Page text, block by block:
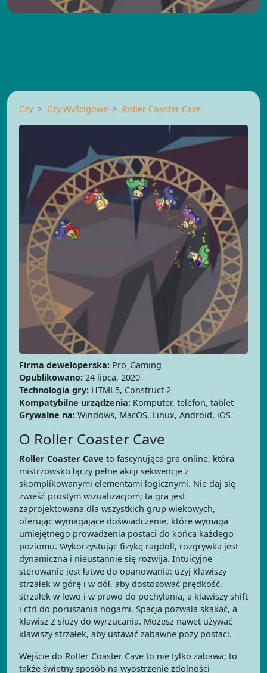
Gry Gry Wyścigowe Roller Coaster Cave
Firma deweloperska: Pro_Gaming
Opublikowano: 24 lipca, 2020
Technologia gry: HTML5, Construct 2
Kompatybilne urządzenia: Komputer, telefon, tablet
Grywalne na: Windows, MacOS, Linux, Android, iOS
O Roller Coaster Cave
Roller Coaster Cave to fascynująca gra online, która
mistrzowsko łączy pełne akcji sekwencje z
skomplikowanymi elementami logicznymi. Nie daj się
zwieść prostym wizualizacjom; ta gra jest
zaprojektowana dla wszystkich grup wiekowych,
oferując wymagające doświadczenie, które wymaga
umiejętnego prowadzenia postaci do końca każdego
poziomu. Wykorzystując fizykę ragdoll, rozgrywka jest
dynamiczna i nieustannie się rozwija. Intuicyjne
sterowanie jest łatwe do opanowania: użyj klawiszy
strzałek w górę i w dół, aby dostosować prędkość,
strzałek w lewo i w prawo do pochylania, a klawiszy shift
i ctrl do poruszania nogami. Spacja pozwala skakać, a
klawisz Z służy do wyrzucania. Możesz nawet używać
klawiszy strzałek, aby ustawić zabawne pozy postaci.
Wejście do Roller Coaster Cave to nie tylko zabawa; to
także świetny sposób na wyostrzenie zdolności